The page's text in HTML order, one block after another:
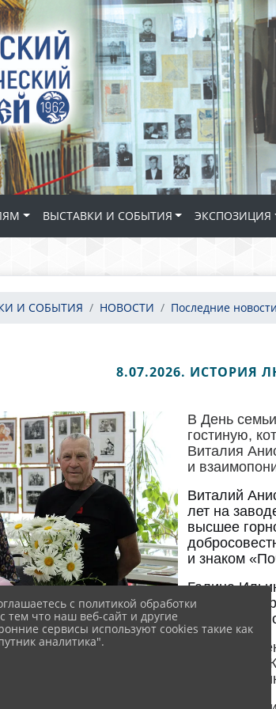
ВЫСТАВКИ И СОБЫТИЯ ЭКСПОЗИЦИЯ
И СОБЫТИЯ НОВОСТИ Последние новости
8.07.2026. ИСТОРИЯ
В День
гостиную,
Виталия
и
Виталий
лет на
высшее
и знаком
Галина
начинала
С
комбината
прочел
с политикой обработки
тем что наш веб-сайт и другие
сервисы используют cookies такие как
аналитика".